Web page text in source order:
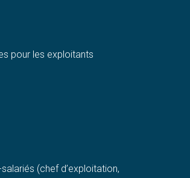
pour les exploitants
(chef d’exploitation,